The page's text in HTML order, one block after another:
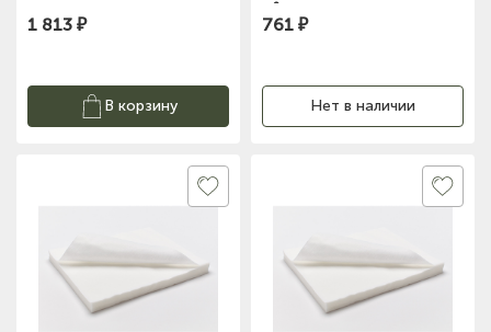
1 813 ₽
В корзину
761 ₽
Нет в наличии